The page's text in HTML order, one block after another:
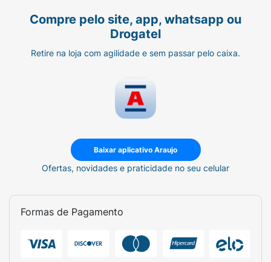
Compre pelo site, app, whatsapp ou
Drogatel
Retire na loja com agilidade e sem passar pelo caixa.
Baixar aplicativo Araujo
Ofertas, novidades e praticidade no seu celular
Formas de Pagamento